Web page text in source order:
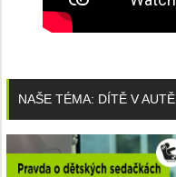
NAŠE TÉMA: DÍTĚ V AUTĚ